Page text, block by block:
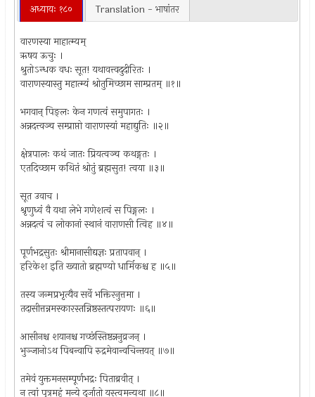
अध्यायः १८० Translation - भाषांतर
वारणस्या माहात्म्यम्
ऋषय ऊचुः ।
श्रुतोऽन्धक वधः सूत! यथावत्त्वदुदीरितः ।
वाराणस्यास्तु महात्म्यं श्रोतुमिच्छाम साम्प्रतम् ॥१॥
भगवान् पिङ्लः केन गणत्वं समुपागतः ।
अन्नदत्त्वञ्च सम्प्राप्तो वाराणस्यां महाद्युतिः ॥२॥
क्षेत्रपालः कथं जातः प्रियत्वञ्च कथङ्गतः ।
एतदिच्छाम कथितं श्रोतुं ब्रह्मसुत! त्वया ॥३॥
सूत उवाच ।
श्रृणुध्वं वै यथा लेभे गणेशत्वं स पिङ्गलः ।
अन्नदत्वं च लोकानां स्थानं वाराणसी त्विह ॥४॥
पूर्णभद्रसुतः श्रीमानासीद्यज्ञः प्रतापवान् ।
हरिकेश इति ख्यातो ब्रह्मण्यो धार्मिकश्च ह ॥५॥
तस्य जन्मप्रभृत्यैव सर्वे भक्तिरनुत्तमा ।
तदासीत्तन्नमस्कारस्तन्निष्ठस्तत्परायणः ॥६॥
आसीनश्च शयानश्च गच्छंस्तिष्ठन्ननुव्रजन् ।
भुञ्जानोऽथ पिबन्वापि रुद्रमेवान्वचिन्तयत् ॥७॥
तमेवं युक्तमनसम्पूर्णभद्रः पिताब्रवीत् ।
न त्वां पुत्रमहं मन्ये दुर्जातो यस्त्वमन्यथा ॥८॥